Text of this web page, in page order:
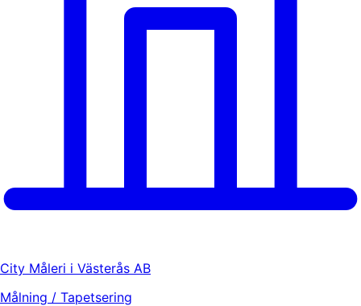
City Måleri i Västerås AB
Målning / Tapetsering